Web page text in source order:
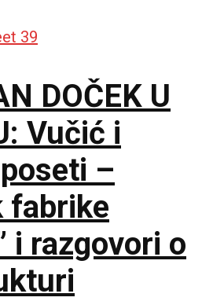
39
DOČEK U
Vučić i
–
fabrike
i razgovori o